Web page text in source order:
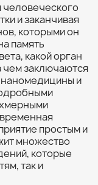
человеческого
и заканчивая
которыми он
память
какой орган
чем заключаются
и
простым и
множество
которые
так и